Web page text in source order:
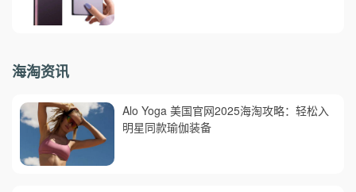
海淘资讯
Alo Yoga 美国官网2025海淘攻略：轻松入
明星同款瑜伽装备